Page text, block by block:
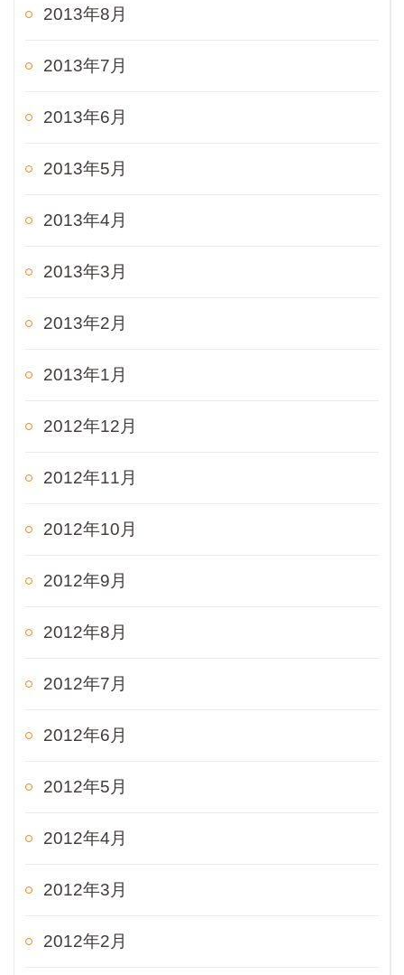
2013年8月
2013年7月
2013年6月
2013年5月
2013年4月
2013年3月
2013年2月
2013年1月
2012年12月
2012年11月
2012年10月
2012年9月
2012年8月
2012年7月
2012年6月
2012年5月
2012年4月
2012年3月
2012年2月